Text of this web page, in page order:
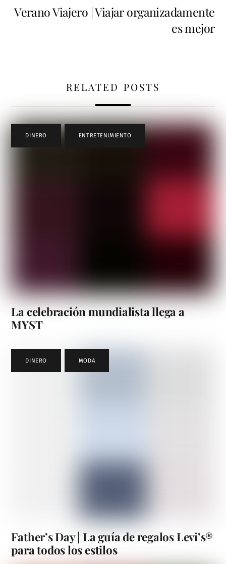
Verano Viajero | Viajar organizadamente
es mejor
RELATED POSTS
DINERO ENTRETENIMIENTO
La celebración mundialista llega a
MYST
DINERO MODA
Father’s Day | La guía de regalos Levi’s®
para todos los estilos